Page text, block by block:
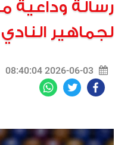
رسالة
لجماهير
2026-06-03 08:40:04
Facebook
Twitter